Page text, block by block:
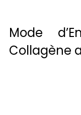
Mode
Collagène